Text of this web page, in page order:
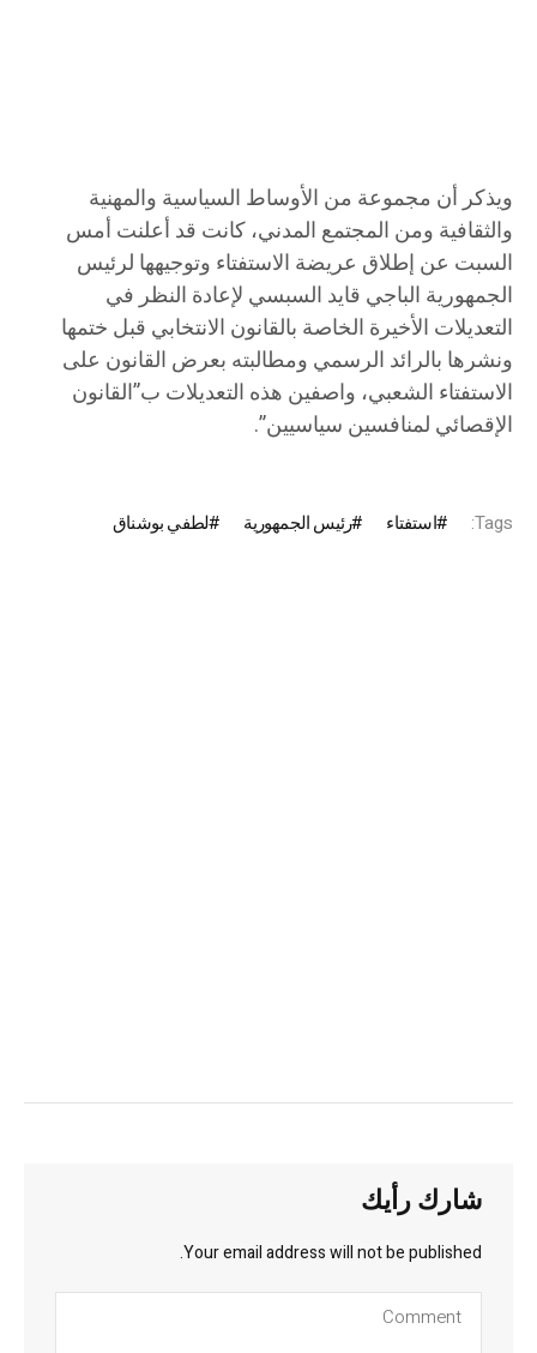
ويذكر أن مجموعة من الأوساط السياسية والمهنية
والثقافية ومن المجتمع المدني، كانت قد أعلنت أمس
السبت عن إطلاق عريضة الاستفتاء وتوجيهها لرئيس
الجمهورية الباجي قايد السبسي لإعادة النظر في
التعديلات الأخيرة الخاصة بالقانون الانتخابي قبل ختمها
ونشرها بالرائد الرسمي ومطالبته بعرض القانون على
الاستفتاء الشعبي، واصفين هذه التعديلات ب”القانون
الإقصائي لمنافسين سياسيين”.
Tags: استفتاء رئيس الجمهورية لطفي بوشناق
شارك رأيك
Your email address will not be published.